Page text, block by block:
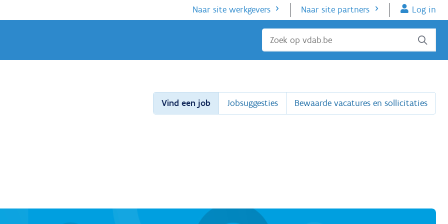
Naar site werkgevers Naar site partners Log in
Sluiten
Vind een job Jobsuggesties Bewaarde vacatures en sollicitaties